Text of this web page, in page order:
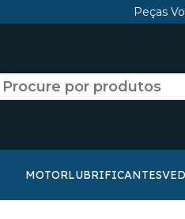
Peças
MOTORLUBRIFICANTES